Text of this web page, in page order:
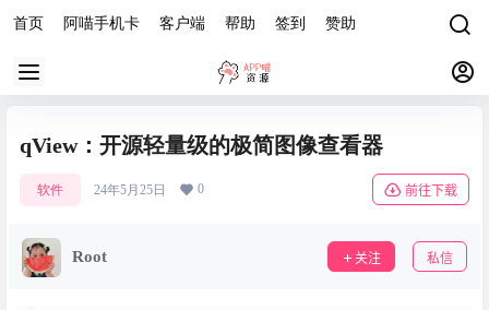
首页 阿喵手机卡 客户端 帮助 签到 赞助
qView：开源轻量级的极简图像查看器
软件 24年5月25日 0 前往下载
Root 关注 私信